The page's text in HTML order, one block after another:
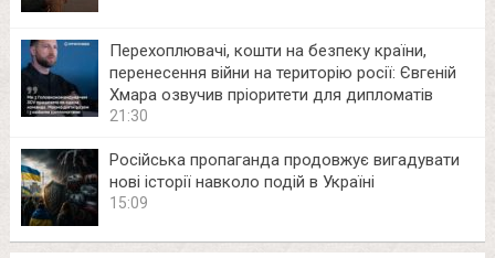
Перехоплювачі, кошти на безпеку країни,
перенесення війни на територію росії: Євгеній
Хмара озвучив пріоритети для дипломатів
21:30
Російська пропаганда продовжує вигадувати
нові історії навколо подій в Україні
15:09